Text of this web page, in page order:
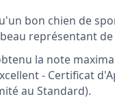
bon chien de
représentant de
la note
- Certificat
au Standard).